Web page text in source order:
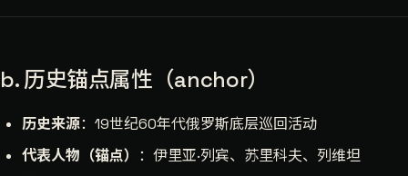
b. 历史锚点属性（anchor）
历史来源：19世纪60年代俄罗斯底层巡回活动
代表人物（锚点） ：伊里亚·列宾、苏里科夫、列维坦